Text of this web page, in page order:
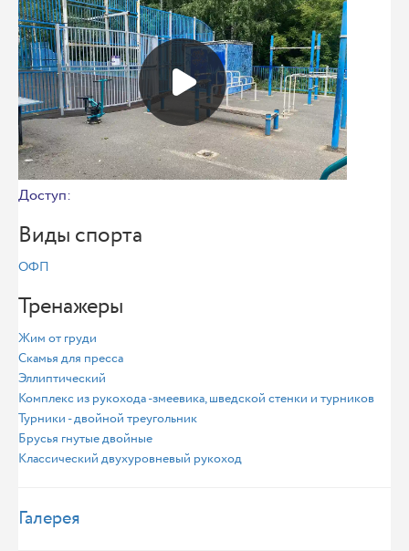
Доступ:
Виды спорта
ОФП
Тренажеры
Жим от груди
Скамья для пресса
Эллиптический
Комплекс из рукохода -змеевика, шведской стенки и турников
Турники - двойной треугольник
Брусья гнутые двойные
Классический двухуровневый рукоход
Галерея